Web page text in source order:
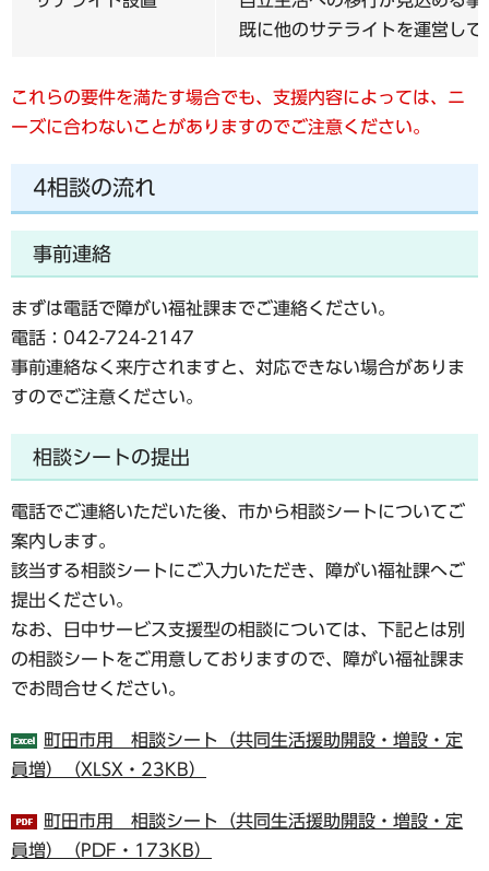
既に他のサテライトを運営し
これらの要件を満たす場合でも、支援内容によっては、ニ
ーズに合わないことがありますのでご注意ください。
4相談の流れ
事前連絡
まずは電話で障がい福祉課までご連絡ください。
電話：042-724-2147
事前連絡なく来庁されますと、対応できない場合がありま
すのでご注意ください。
相談シートの提出
電話でご連絡いただいた後、市から相談シートについてご
案内します。
該当する相談シートにご入力いただき、障がい福祉課へご
提出ください。
なお、日中サービス支援型の相談については、下記とは別
の相談シートをご用意しておりますので、障がい福祉課ま
でお問合せください。
町田市用 相談シート（共同生活援助開設・増設・定
員増）（XLSX・23KB）
町田市用 相談シート（共同生活援助開設・増設・定
員増）（PDF・173KB）